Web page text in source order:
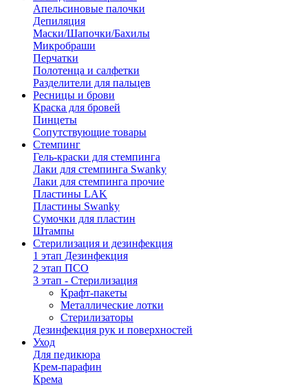
Апельсиновые палочки
Депиляция
Маски/Шапочки/Бахилы
Микробраши
Перчатки
Полотенца и салфетки
Разделители для пальцев
Ресницы и брови
Краска для бровей
Пинцеты
Сопутствующие товары
Стемпинг
Гель-краски для стемпинга
Лаки для стемпинга Swanky
Лаки для стемпинга прочие
Пластины LAK
Пластины Swanky
Сумочки для пластин
Штампы
Стерилизация и дезинфекция
1 этап Дезинфекция
2 этап ПСО
3 этап - Стерилизация
Крафт-пакеты
Металлические лотки
Стерилизаторы
Дезинфекция рук и поверхностей
Уход
Для педикюра
Крем-парафин
Крема